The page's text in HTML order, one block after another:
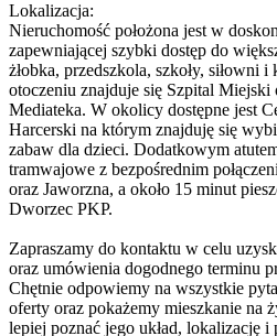
Lokalizacja:
Nieruchomość położona jest w
zapewniającej szybki dostęp do
żłobka, przedszkola, szkoły, siłowni
otoczeniu znajduje się Szpital Miejski
Mediateka. W okolicy dostępne jest
Harcerski na którym znajduję się
zabaw dla dzieci. Dodatkowym
tramwajowe z bezpośrednim
oraz Jaworzna, a około 15 minut
Dworzec PKP.
Zapraszamy do kontaktu w celu
oraz umówienia dogodnego terminu
Chętnie odpowiemy na wszystkie
oferty oraz pokażemy mieszkanie na
lepiej poznać jego układ, lokalizację i